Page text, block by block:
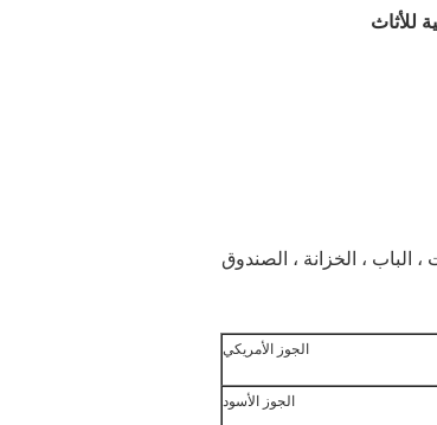
للأثاث
الباب ، الخزانة ، الصندوق
الجوز الأمريكي
الجوز الأسود